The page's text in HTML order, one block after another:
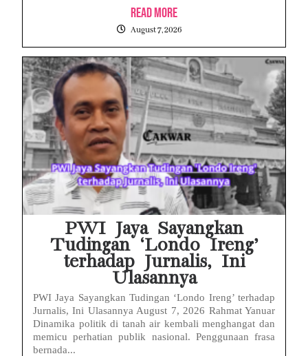
Read More
August 7, 2026
PWI Jaya Sayangkan
Tudingan ‘Londo Ireng’
terhadap Jurnalis, Ini
Ulasannya
PWI Jaya Sayangkan Tudingan ‘Londo Ireng’ terhadap
Jurnalis, Ini Ulasannya August 7, 2026 Rahmat Yanuar
Dinamika politik di tanah air kembali menghangat dan
memicu perhatian publik nasional. Penggunaan frasa
bernada...